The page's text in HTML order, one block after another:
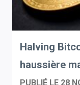
Halving
haussière
PUBLIÉ LE 28